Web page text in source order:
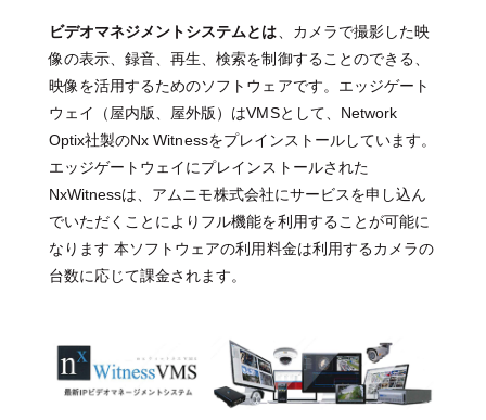
ビデオマネジメントシステムとは 、カメラで撮影した映
像の表示、録音、再生、検索を制御することのできる、
映像を活用するためのソフトウェアです。エッジゲート
ウェイ（屋内版、屋外版）はVMSとして、Network
Optix社製のNx Witnessをプレインストールしています。
エッジゲートウェイにプレインストールされた
NxWitnessは、アムニモ株式会社にサービスを申し込ん
でいただくことによりフル機能を利用することが可能に
なります 本ソフトウェアの利用料金は利用するカメラの
台数に応じて課金されます。